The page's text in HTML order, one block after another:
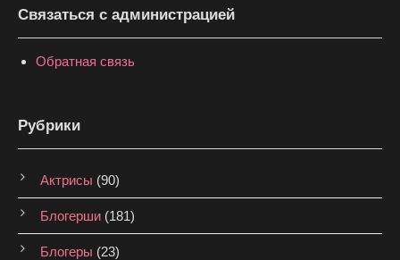
Связаться с администрацией
Обратная связь
Рубрики
Актрисы (90)
Блогерши (181)
Блогеры (23)